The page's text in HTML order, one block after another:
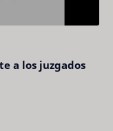
a los juzgados